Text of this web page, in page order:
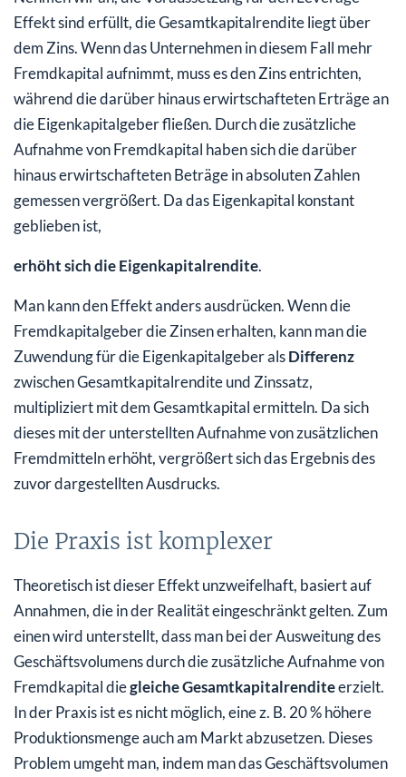
Effekt sind erfüllt, die Gesamtkapitalrendite liegt über
dem Zins. Wenn das Unternehmen in diesem Fall mehr
Fremdkapital aufnimmt, muss es den Zins entrichten,
während die darüber hinaus erwirtschafteten Erträge an
die Eigenkapitalgeber fließen. Durch die zusätzliche
Aufnahme von Fremdkapital haben sich die darüber
hinaus erwirtschafteten Beträge in absoluten Zahlen
gemessen vergrößert. Da das Eigenkapital konstant
geblieben ist,
erhöht sich die Eigenkapitalrendite.
Man kann den Effekt anders ausdrücken. Wenn die
Fremdkapitalgeber die Zinsen erhalten, kann man die
Zuwendung für die Eigenkapitalgeber alsDifferenz
zwischen Gesamtkapitalrendite und Zinssatz,
multipliziert mit dem Gesamtkapital ermitteln. Da sich
dieses mit der unterstellten Aufnahme von zusätzlichen
Fremdmitteln erhöht, vergrößert sich das Ergebnis des
zuvor dargestellten Ausdrucks.
Die Praxis ist komplexer
Theoretisch ist dieser Effekt unzweifelhaft, basiert auf
Annahmen, die in der Realität eingeschränkt gelten. Zum
einen wird unterstellt, dass man bei der Ausweitung des
Geschäftsvolumens durch die zusätzliche Aufnahme von
Fremdkapital diegleiche Gesamtkapitalrenditeerzielt.
In der Praxis ist es nicht möglich, eine z. B. 20 % höhere
Produktionsmenge auch am Markt abzusetzen. Dieses
Problem umgeht man, indem man das Geschäftsvolumen